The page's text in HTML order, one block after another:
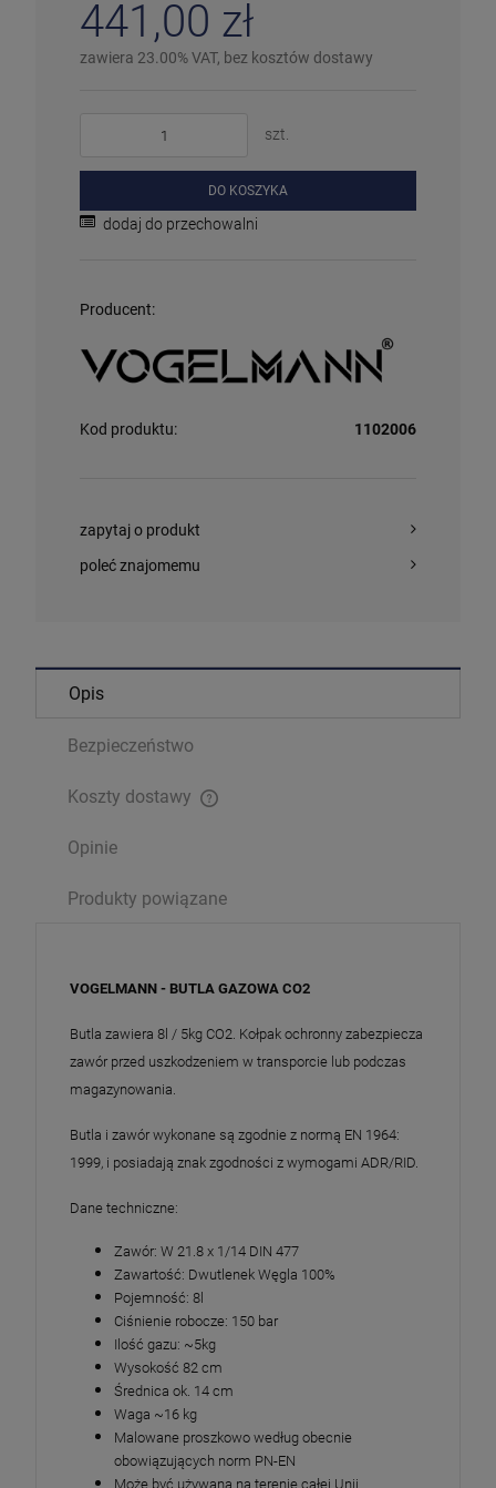
Więcej informacji na temat statusów dostępności
441,00 zł
zawiera 23.00% VAT, bez kosztów dostawy
szt.
DO KOSZYKA
dodaj do przechowalni
Producent:
Kod produktu: 1102006
zapytaj o produkt
poleć znajomemu
Opis
Bezpieczeństwo
Koszty dostawy
Opinie
Produkty powiązane
VOGELMANN - BUTLA GAZOWA CO2
Butla zawiera 8l / 5kg CO2. Kołpak ochronny zabezpiecza
zawór przed uszkodzeniem w transporcie lub podczas
magazynowania.
Butla i zawór wykonane są zgodnie z normą EN 1964:
1999, i posiadają znak zgodności z wymogami ADR/RID.
Dane techniczne:
Zawór: W 21.8 x 1/14 DIN 477
Zawartość: Dwutlenek Węgla 100%
Pojemność: 8l
Ciśnienie robocze: 150 bar
Ilość gazu: ~5kg
Wysokość 82 cm
Średnica ok. 14 cm
Waga ~16 kg
Malowane proszkowo według obecnie
obowiązujących norm PN-EN
Może być używana na terenie całej Unii